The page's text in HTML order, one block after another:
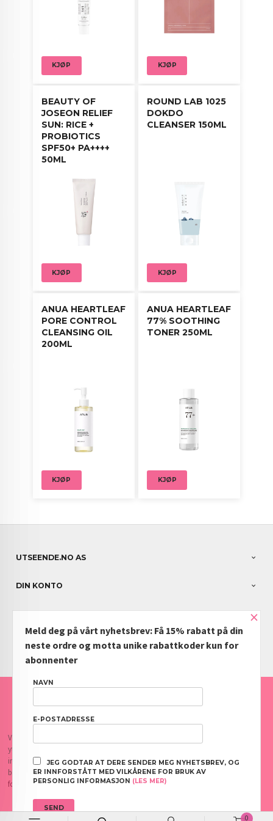
0
hals. Klapp forsiktig inn i huden for optimal
absorpsjon.
KJØP KJØP
BEAUTY OF
JOSEON RELIEF
SUN: RICE +
PROBIOTICS
SPF50+ PA++++
50ML
KJØP
ROUND LAB 1025
DOKDO
CLEANSER 150ML
KJØP
ANUA HEARTLEAF
PORE CONTROL
CLEANSING OIL
200ML
KJØP
ANUA HEARTLEAF
77% SOOTHING
TONER 250ML
KJØP
UTSEENDE.NO AS
DIN KONTO
NYHETSBREV
PARTNERE
FRAKT KJØPSBETINGELSER SIKKERHET OG PERSONVERN
Vår nettbutikk bruker cookies slik at du får en bedre kjøpsopplevelse og vi kan
yte deg bedre service. Vi bruker cookies hovedsaklig til å lagre
innloggingsdetaljer og huske hva du har puttet i handlekurven din. Fortsett å
bruke siden som normalt om du godtar dette.Les merellerendre innstillinger
for cookies.
×
Meld deg på vårt nyhetsbrev: Få 15% rabatt på din
neste ordre og motta unike rabattkoder kun for
abonnenter
NAVN
E-POSTADRESSE
JEG GODTAR AT DERE SENDER MEG NYHETSBREV, OG
ER INNFORSTÅTT MED VILKÅRENE FOR BRUK AV
PERSONLIG INFORMASJON (LES MER)